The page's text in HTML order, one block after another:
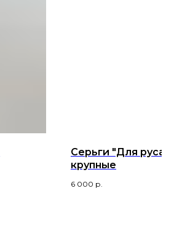
Серьги "Для
крупные
6 000 р.